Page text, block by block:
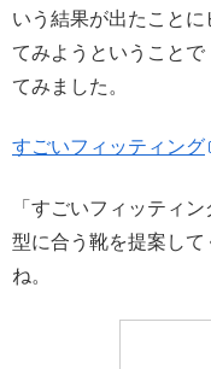
いう結果が出たこと
てみようということ
てみました。
すごいフィッティング
「すごいフィッティ
型に合う靴を提案し
ね。